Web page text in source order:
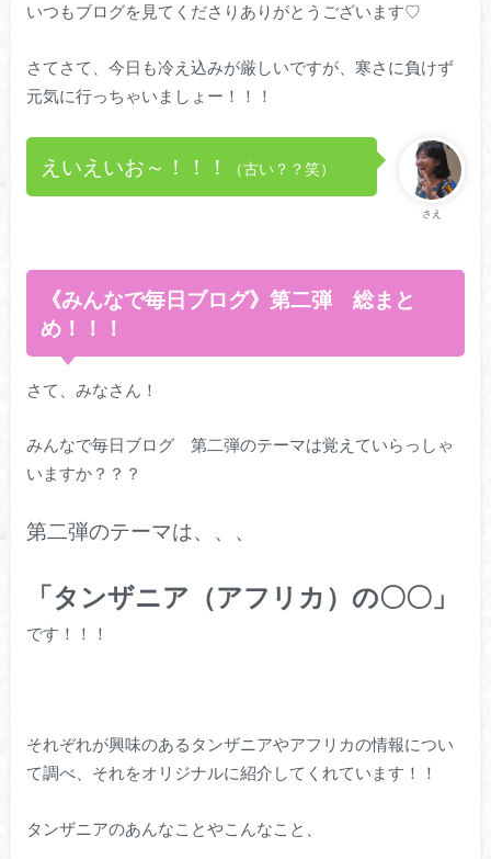
いつもブログを見てくださりありがとうございます♡
さてさて、今日も冷え込みが厳しいですが、寒さに負けず
元気に行っちゃいましょー！！！
さえ
えいえいお～！！！ （古い？？笑）
《みんなで毎日ブログ》第二弾 総まと
め！！！
さて、みなさん！
みんなで毎日ブログ 第二弾のテーマは覚えていらっしゃ
いますか？？？
第二弾のテーマは、、、
「タンザニア（アフリカ）の〇〇」
です！！！
それぞれが興味のあるタンザニアやアフリカの情報につい
て調べ、それをオリジナルに紹介してくれています！！
タンザニアのあんなことやこんなこと、